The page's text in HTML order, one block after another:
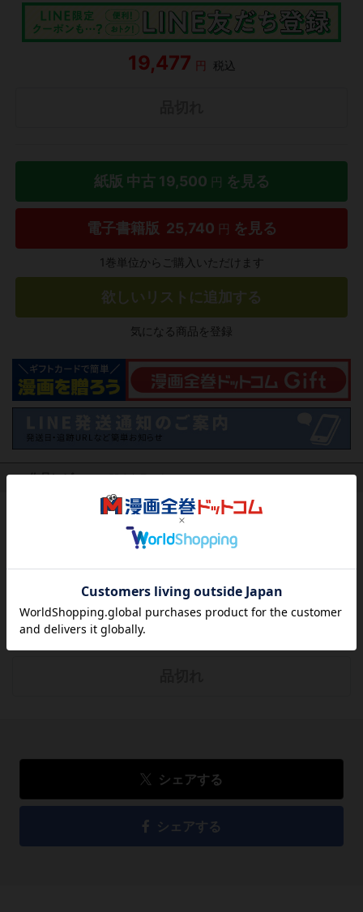
19,477 円 税込
紙版 中古 19,500 円 を見る
電子書籍版 25,740 円 を見る
1巻単位からご購入いただけます
欲しいリストに追加する
気になる商品を登録
作品レビュー （関連商品を含む）
この作品にはまだレビューがありません。 今後読まれる
方のために感想を共有してもらえませんか？
19,477
シェアする
シェアする